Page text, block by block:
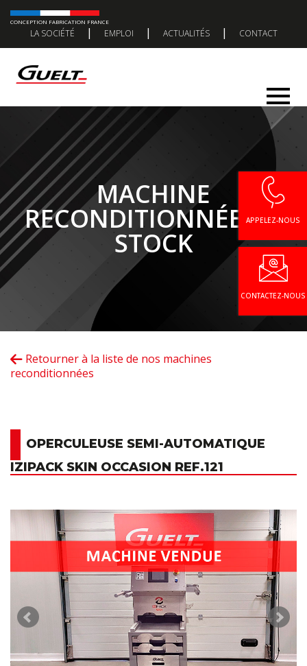
CONCEPTION FABRICATION FRANCE
LA SOCIÉTÉ | EMPLOI | ACTUALITÉS | CONTACT
MACHINE
RECONDITIONNÉE EN
STOCK
APPELEZ-NOUS
CONTACTEZ-NOUS
Retourner à la liste de nos machines
reconditionnées
OPERCULEUSE SEMI-AUTOMATIQUE
IZIPACK SKIN OCCASION REF.121